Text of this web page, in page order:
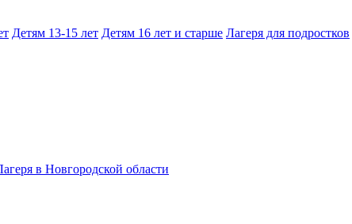
Детям 13-15 лет Детям 16 лет и старше Лагеря для подростков
в Новгородской области